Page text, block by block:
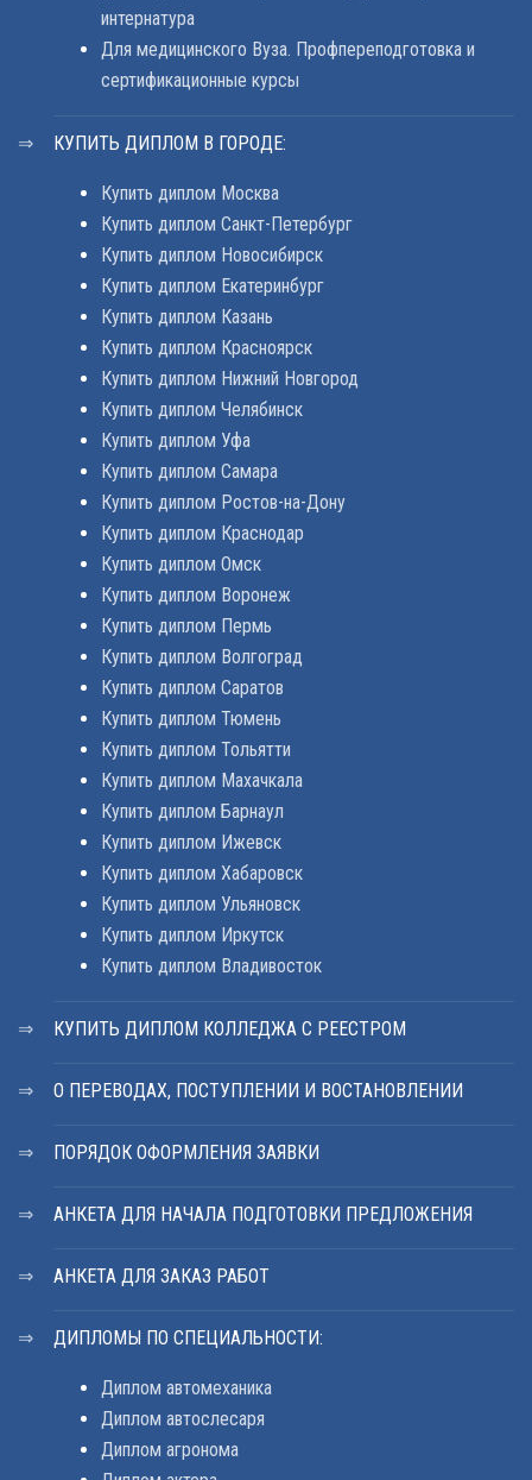
интернатура
Для медицинского Вуза. Профпереподготовка и
сертификационные курсы
КУПИТЬ ДИПЛОМ В ГОРОДЕ:
Купить диплом Москва
Купить диплом Санкт-Петербург
Купить диплом Новосибирск
Купить диплом Екатеринбург
Купить диплом Казань
Купить диплом Красноярск
Купить диплом Нижний Новгород
Купить диплом Челябинск
Купить диплом Уфа
Купить диплом Самара
Купить диплом Ростов-на-Дону
Купить диплом Краснодар
Купить диплом Омск
Купить диплом Воронеж
Купить диплом Пермь
Купить диплом Волгоград
Купить диплом Саратов
Купить диплом Тюмень
Купить диплом Тольятти
Купить диплом Махачкала
Купить диплом Барнаул
Купить диплом Ижевск
Купить диплом Хабаровск
Купить диплом Ульяновск
Купить диплом Иркутск
Купить диплом Владивосток
КУПИТЬ ДИПЛОМ КОЛЛЕДЖА С РЕЕСТРОМ
О ПЕРЕВОДАХ, ПОСТУПЛЕНИИ И ВОСТАНОВЛЕНИИ
ПОРЯДОК ОФОРМЛЕНИЯ ЗАЯВКИ
АНКЕТА ДЛЯ НАЧАЛА ПОДГОТОВКИ ПРЕДЛОЖЕНИЯ
АНКЕТА ДЛЯ ЗАКАЗ РАБОТ
ДИПЛОМЫ ПО СПЕЦИАЛЬНОСТИ:
Диплом автомеханика
Диплом автослесаря
Диплом агронома